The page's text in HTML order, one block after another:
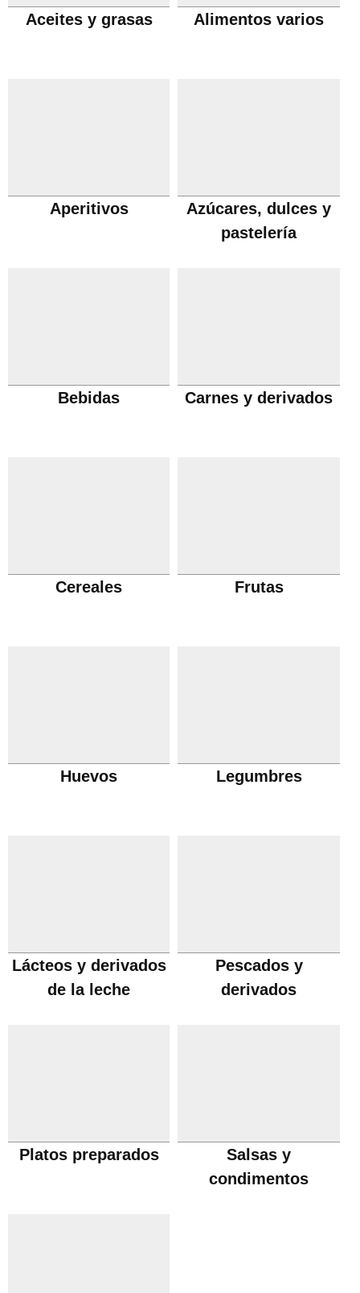
Aceites y grasas Alimentos varios
Aperitivos
Azúcares, dulces y
pastelería
Bebidas Carnes y derivados
Cereales Frutas
Huevos Legumbres
Lácteos y derivados
de la leche
Pescados y
derivados
Platos preparados
Salsas y
condimentos